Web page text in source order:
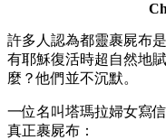
許多人認為都靈裹屍布
有耶穌復活時超自然地
麼？他們並不沉默。
一位名叫塔瑪拉婦女寫
真正裹屍布：